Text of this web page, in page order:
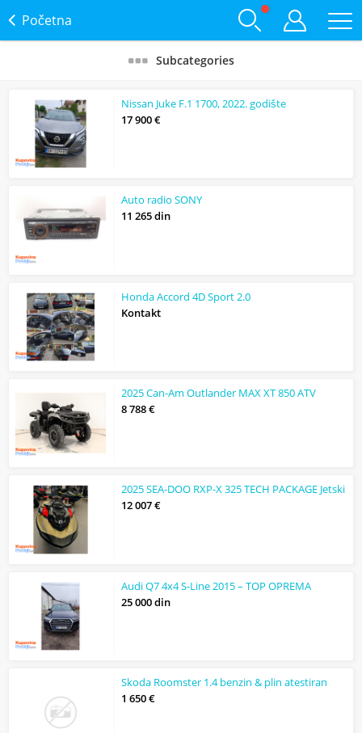
Početna
Subcategories
Nissan Juke F.1 1700, 2022. godište
17 900 €
Auto radio SONY
11 265 din
Honda Accord 4D Sport 2.0
Kontakt
2025 Can-Am Outlander MAX XT 850 ATV
8 788 €
2025 SEA-DOO RXP-X 325 TECH PACKAGE Jetski
12 007 €
Audi Q7 4x4 S-Line 2015 – TOP OPREMA
25 000 din
Skoda Roomster 1.4 benzin & plin atestiran
1 650 €